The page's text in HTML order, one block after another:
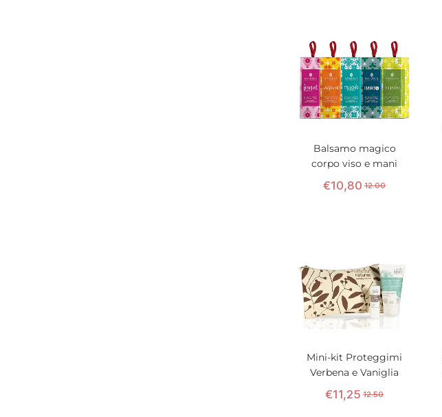
Balsamo magico
corpo viso e mani
€10,80 12.00
Mini-kit Proteggimi
Verbena e Vaniglia
€11,25 12.50